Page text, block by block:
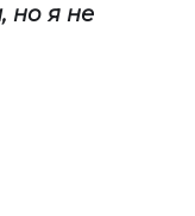
но я не